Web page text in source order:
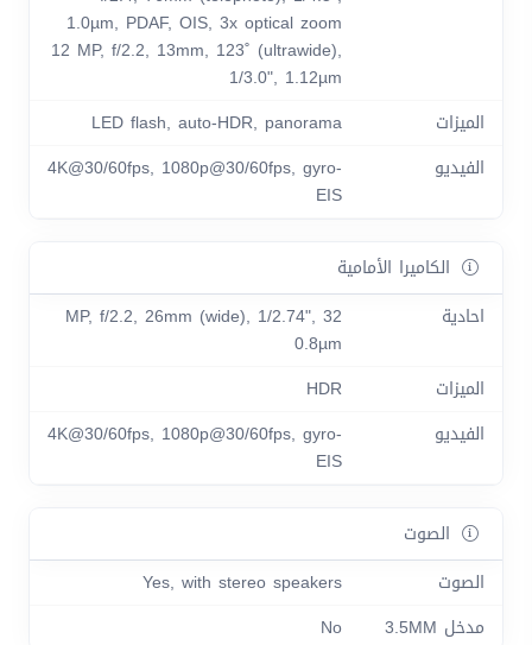
1.0µm, PDAF, OIS, 3x optical zoom
12 MP, f/2.2, 13mm, 123˚ (ultrawide),
1/3.0", 1.12µm
الميزات
LED flash, auto-HDR, panorama
الفيديو
4K@30/60fps, 1080p@30/60fps, gyro-
EIS
الكاميرا الأمامية
احادية
32 MP, f/2.2, 26mm (wide), 1/2.74",
0.8µm
الميزات
HDR
الفيديو
4K@30/60fps, 1080p@30/60fps, gyro-
EIS
الصوت
الصوت
Yes, with stereo speakers
مدخل 3.5MM
No